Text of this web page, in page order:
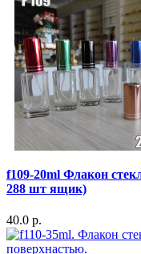
f109-20ml Флакон
288 шт ящик)
40.0 р.